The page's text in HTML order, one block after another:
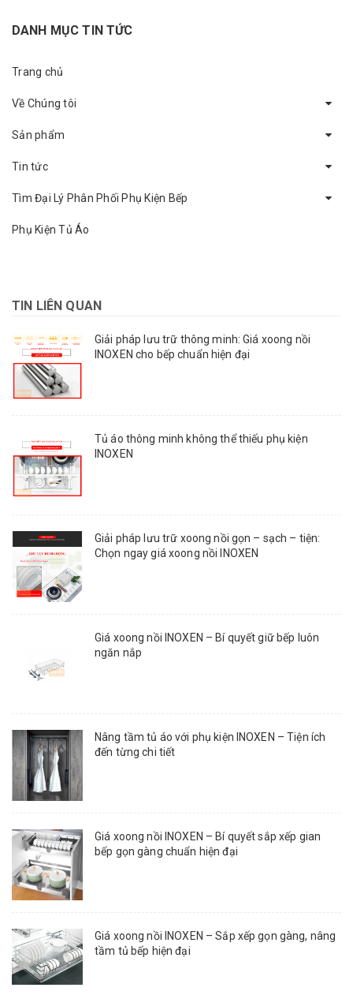
DANH MỤC TIN TỨC
Trang chủ
Về Chúng tôi
Sản phẩm
Tin tức
Tìm Đại Lý Phân Phối Phụ Kiện Bếp
Phụ Kiện Tủ Áo
TIN LIÊN QUAN
Giải pháp lưu trữ thông minh: Giá xoong nồi
INOXEN cho bếp chuẩn hiện đại
Tủ áo thông minh không thể thiếu phụ kiện
INOXEN
Giải pháp lưu trữ xoong nồi gọn – sạch – tiện:
Chọn ngay giá xoong nồi INOXEN
Giá xoong nồi INOXEN – Bí quyết giữ bếp luôn
ngăn nắp
Nâng tầm tủ áo với phụ kiện INOXEN – Tiện ích
đến từng chi tiết
Giá xoong nồi INOXEN – Bí quyết sắp xếp gian
bếp gọn gàng chuẩn hiện đại
Giá xoong nồi INOXEN – Sắp xếp gọn gàng, nâng
tầm tủ bếp hiện đại